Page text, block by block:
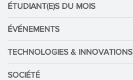
ÉTUDIANT(E)S DU MOIS
ÉVÉNEMENTS
TECHNOLOGIES & INNOVATIONS
SOCIÉTÉ